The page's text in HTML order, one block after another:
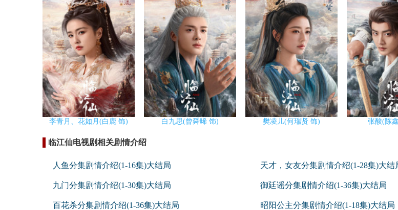
李青月、花如月(白鹿 饰) 白九思(曾舜晞 饰) 樊凌儿(何瑞贤 饰) 张酸(陈
临江仙电视剧相关剧情介绍
人鱼分集剧情介绍(1-16集)大结局 天才，女友分集剧情介绍(1-28集)大结
九门分集剧情介绍(1-30集)大结局 御廷谣分集剧情介绍(1-36集)大结局
百花杀分集剧情介绍(1-36集)大结局 昭阳公主分集剧情介绍(1-18集)大结局